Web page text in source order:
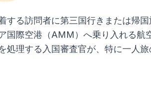
する訪問者に第三国行きまたは帰
国際空港（AMM）へ乗り入れる航
処理する入国審査官が、特に一人